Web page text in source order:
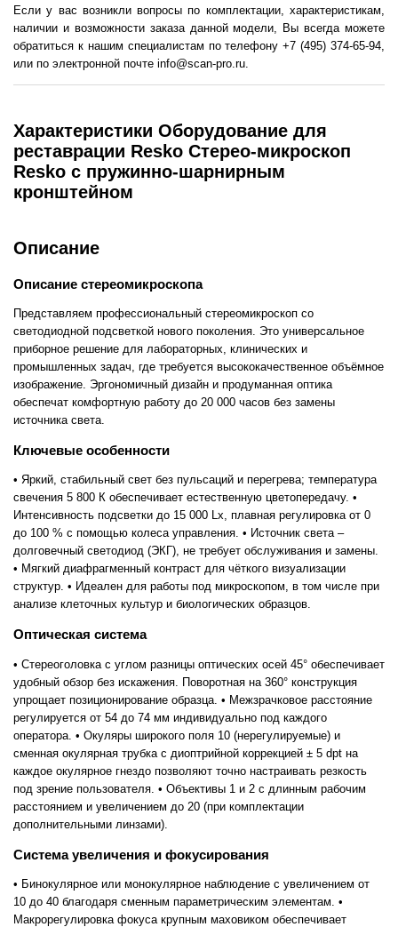
Если у вас возникли вопросы по комплектации, характеристикам,
наличии и возможности заказа данной модели, Вы всегда можете
обратиться к нашим специалистам по телефону +7 (495) 374-65-94,
или по электронной почте info@scan-pro.ru.
Характеристики Оборудование для
реставрации Resko Стерео-микроскоп
Resko с пружинно-шарнирным
кронштейном
Описание
Описание стереомикроскопа
Представляем профессиональный стереомикроскоп со
светодиодной подсветкой нового поколения. Это универсальное
приборное решение для лабораторных, клинических и
промышленных задач, где требуется высококачественное объёмное
изображение. Эргономичный дизайн и продуманная оптика
обеспечат комфортную работу до 20 000 часов без замены
источника света.
Ключевые особенности
• Яркий, стабильный свет без пульсаций и перегрева; температура
свечения 5 800 К обеспечивает естественную цветопередачу. •
Интенсивность подсветки до 15 000 Lx, плавная регулировка от 0
до 100 % с помощью колеса управления. • Источник света –
долговечный светодиод (ЭКГ), не требует обслуживания и замены.
• Мягкий диафрагменный контраст для чёткого визуализации
структур. • Идеален для работы под микроскопом, в том числе при
анализе клеточных культур и биологических образцов.
Оптическая система
• Стереоголовка с углом разницы оптических осей 45° обеспечивает
удобный обзор без искажения. Поворотная на 360° конструкция
упрощает позиционирование образца. • Межзрачковое расстояние
регулируется от 54 до 74 мм индивидуально под каждого
оператора. • Окуляры широкого поля 10 (нерегулируемые) и
сменная окулярная трубка с диоптрийной коррекцией ± 5 dpt на
каждое окулярное гнездо позволяют точно настраивать резкость
под зрение пользователя. • Объективы 1 и 2 с длинным рабочим
расстоянием и увеличением до 20 (при комплектации
дополнительными линзами).
Система увеличения и фокусирования
• Бинокулярное или монокулярное наблюдение с увеличением от
10 до 40 благодаря сменным параметрическим элементам. •
Макрорегулировка фокуса крупным маховиком обеспечивает